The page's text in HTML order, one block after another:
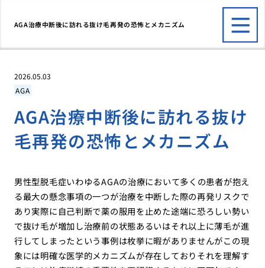
AGA治療中断後に訪れる抜け毛再発の恐怖とメカニズム
2026.05.03
AGA
AGA治療中断後に訪れる抜け
毛再発の恐怖とメカニズム
男性型脱毛症いわゆるAGAの治療において多くの患者が抱え
る最大の懸念事項の一つが治療を中断した際の再発リスクで
あり実際に自己判断で薬の服用を止めた途端に恐ろしい勢い
で抜け毛が増加し治療前の状態あるいはそれ以上に薄毛が進
行してしまったという事例は枚挙に暇がありませんがこの現
象には明確な医学的メカニズムが存在しておりそれを理解す